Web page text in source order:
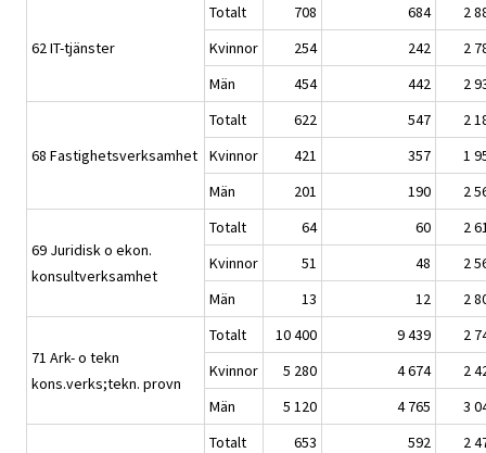
62 IT-tjänster
Totalt 708 684
2
Kvinnor
254 242
2
Män
454 442 2
68 Fastighetsverksamhet
Totalt 622 547
2
Kvinnor
421 357
1
Män
201 190 2
69 Juridisk o ekon.
konsultverksamhet
Totalt 64 60
2
Kvinnor
51 48
2
Män
13 12 2
71 Ark- o tekn
kons.verks;tekn. provn
Totalt 10 400 9 439
2
Kvinnor
5 280 4 674
2
Män
5 120 4 765 3
Totalt 653 592
2